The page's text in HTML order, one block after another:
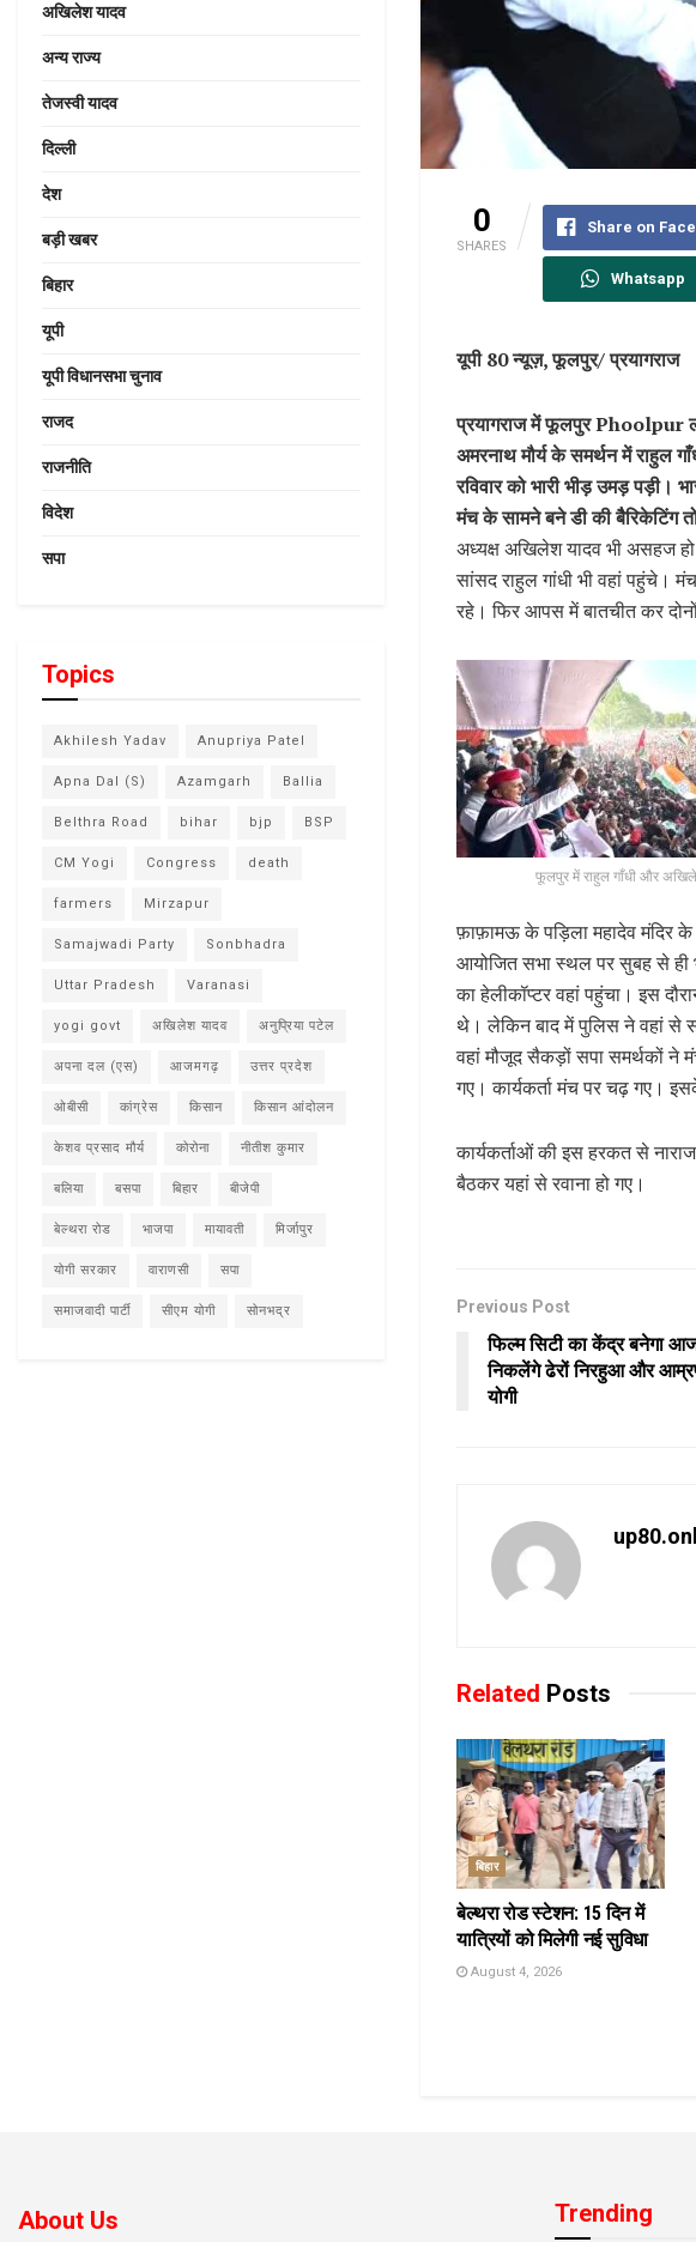
0
SHARES
Share on
Whatsapp
यूपी 80 न्यूज़, फूलपुर/ प्रयागराज
प्रयागराज में फूलपुर Phoolpur
अमरनाथ मौर्य के समर्थन में
रविवार को भारी भीड़ उमड़ पड़ी।
मंच के सामने बने डी की बैैरिकेटिंग
अध्यक्ष अखिलेश यादव भी असहज
सांसद राहुल गांधी भी वहां पहुंचे।
रहे। फिर आपस में बातचीत कर
फूलपुर में राहुल गाँधी और
फ़ाफ़ामऊ के पड़िला महादेव मंदिर
आयोजित सभा स्थल पर सुबह से
का हेलीकॉप्टर वहां पहुंचा। इस
थे। लेकिन बाद में पुलिस ने वहां से
वहां मौजूद सैकड़ों सपा समर्थकों ने
गए। कार्यकर्ता मंच पर चढ़ गए।
कार्यकर्ताओं की इस हरकत से
बैठकर यहां से रवाना हो गए।
Previous Post
फिल्म सिटी का केंद्र बनेगा
निकलेंगे ढेरों निरहुआ और
योगी
Related Posts
बिहार
बेल्थरा रोड स्टेशन: 15 दिन में
यात्रियों को मिलेगी नई सुविधा
August 4, 2026
अखिलेश यादव
अन्य राज्य
तेजस्वी यादव
दिल्ली
देश
बड़ी खबर
बिहार
यूपी
यूपी विधानसभा चुनाव
राजद
राजनीति
विदेश
सपा
Topics
Akhilesh Yadav Anupriya Patel
Apna Dal (S) Azamgarh Ballia
Belthra Road bihar bjp BSP
CM Yogi Congress death
farmers Mirzapur
Samajwadi Party Sonbhadra
Uttar Pradesh Varanasi
yogi govt अखिलेश यादव अनुप्रिया पटेल
अपना दल (एस) आजमगढ़ उत्तर प्रदेश
ओबीसी कांग्रेस किसान किसान आंदोलन
केशव प्रसाद मौर्य कोरोना नीतीश कुमार
बलिया बसपा बिहार बीजेपी
बेल्थरा रोड भाजपा मायावती मिर्जापुर
योगी सरकार वाराणसी सपा
समाजवादी पार्टी सीएम योगी सोनभद्र
About Us Trending